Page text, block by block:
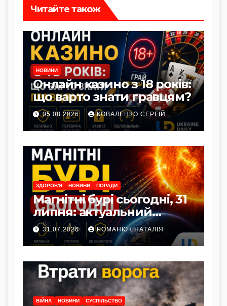
Читайте також
НОВИНИ
Онлайн казино з 18 років:
що варто знати гравцям?
05.08.2026 КОВАЛЕНКО СЕРГІЙ
ЗДОРОВ'Я НОВИНИ ПОРАДИ
Магнітні бурі сьогодні, 31
липня: актуальний
прогноз та як захистити
здоров’я
31.07.2026 РОМАНЮК НАТАЛІЯ
ВІЙНА НОВИНИ СУСПІЛЬСТВО